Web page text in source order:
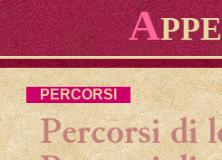
A
PERCORSI
Percorsi di